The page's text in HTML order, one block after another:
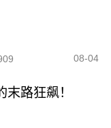
08-04
末路狂飙！